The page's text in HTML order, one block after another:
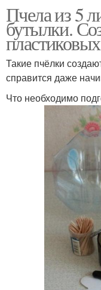
Пчела из 5
бутылки.
Такие пчёлки
справится даже
Что необходимо